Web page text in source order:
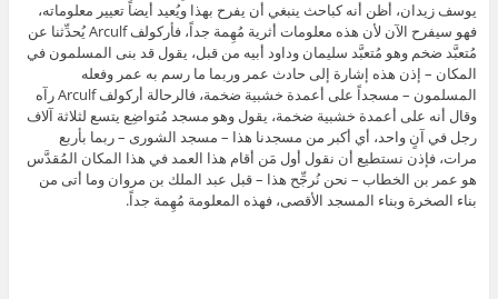
يوسف زيدان، أظن أنه كباحث ينبغي أن يفرح بهذا ويُعيد أيضاً تعيير معلوماته،
فهو سيفرح الآن لأن هذه معلومات أثرية مُهِمة جداً، فأركولف Arculf يُحدِّثنا عن
مُتعبَّد ضخم وهو مُتعبَّد سليمان وداود أبيه من قبل، يقول قد بنى المسلمون في
المكان – إذن هذه إشارة إلى حادث عمر وربما ما رسم به عمر وفعله
المسلمون – مسجداً على أعمدة خشبية ضخمة، فالرحالة أركولف Arculf رآه
وقال أنه على أعمدة خشبية ضخمة، يقول وهو مسجد مُتواضِع يتسع لثلاثة آلاف
رجل في آنٍ واحد، أي أكبر من مسجدنا هذا – مسجد الشورى – ربما بأربع
مرات، فإذن نستطيع أن نقول أول مَن أقام هذا العمد في هذا المكان المُقدَّس
هو عمر بن الخطاب – نحن نُرجِّح هذا – قبل عبد الملك بن مروان وما أتى من
بناء الصخرة وبناء المسجد الأقصى، فهذه المعلومة مُهِمة جداً.